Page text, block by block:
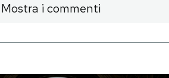
Mostra i commenti